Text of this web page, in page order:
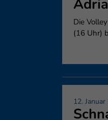
Die
(16 Uhr)
12.